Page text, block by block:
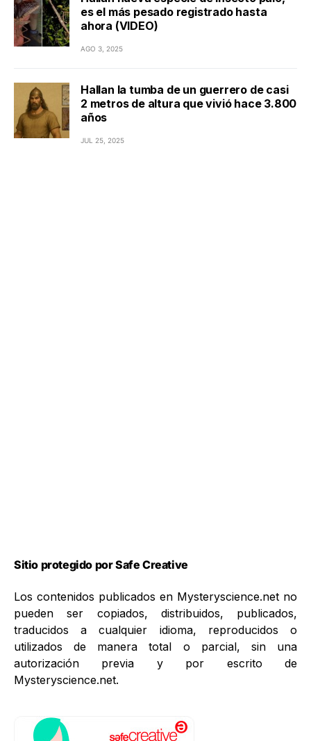
es el más pesado registrado hasta
ahora (VIDEO)
AGO 3, 2025
Hallan la tumba de un guerrero de casi
2 metros de altura que vivió hace 3.800
años
JUL 25, 2025
Sitio protegido por Safe Creative
Los contenidos publicados en Mysteryscience.net no
pueden ser copiados, distribuidos, publicados,
traducidos a cualquier idioma, reproducidos o
utilizados de manera total o parcial, sin una
autorización previa y por escrito de
Mysteryscience.net.